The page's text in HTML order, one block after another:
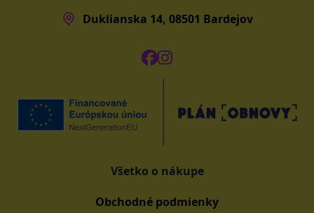
Duklianska 14, 08501 Bardejov
Všetko o nákupe
Obchodné podmienky